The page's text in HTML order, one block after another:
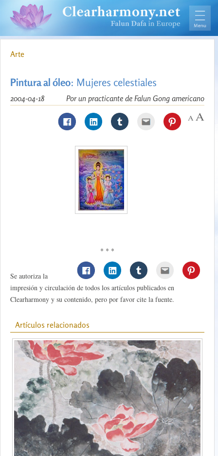
Arte
Pintura al óleo: Mujeres celestiales
Por un practicante de Falun Gong americano
2004-04-18
* * *
Se autoriza la
impresión y circulación de todos los artículos publicados en
Clearharmony y su contenido, pero por favor cite la fuente.
Artículos relacionados